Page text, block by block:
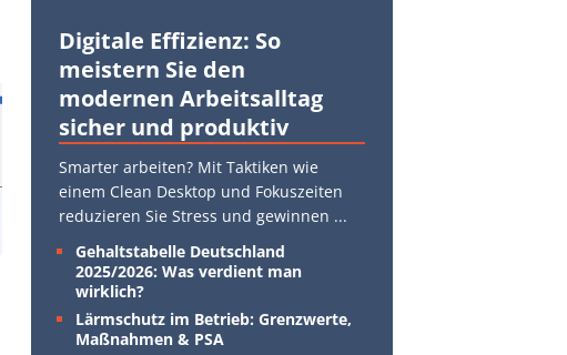
Digitale Effizienz: So
meistern Sie den
modernen Arbeitsalltag
sicher und produktiv
Smarter arbeiten? Mit Taktiken wie
einem Clean Desktop und Fokuszeiten
reduzieren Sie Stress und gewinnen ...
Gehaltstabelle Deutschland
2025/2026: Was verdient man
wirklich?
Lärmschutz im Betrieb: Grenzwerte,
Maßnahmen & PSA